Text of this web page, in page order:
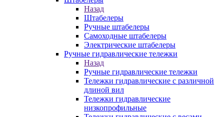
Назад
Штабелеры
Ручные штабелеры
Самоходные штабелеры
Электрические штабелеры
Ручные гидравлические тележки
Назад
Ручные гидравлические тележки
Тележки гидравлические с различной
длиной вил
Тележки гидравлические
низкопрофильные